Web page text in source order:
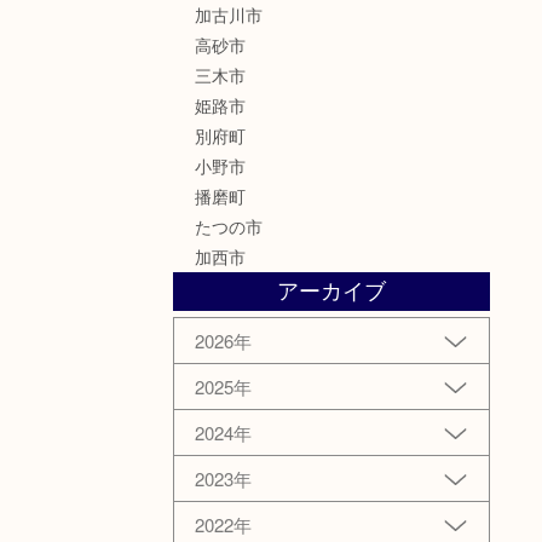
加古川市
高砂市
三木市
姫路市
別府町
小野市
播磨町
たつの市
加西市
アーカイブ
2026年
2025年
2024年
2023年
2022年